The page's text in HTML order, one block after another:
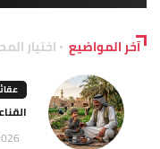
آخر المواضيع اختيار